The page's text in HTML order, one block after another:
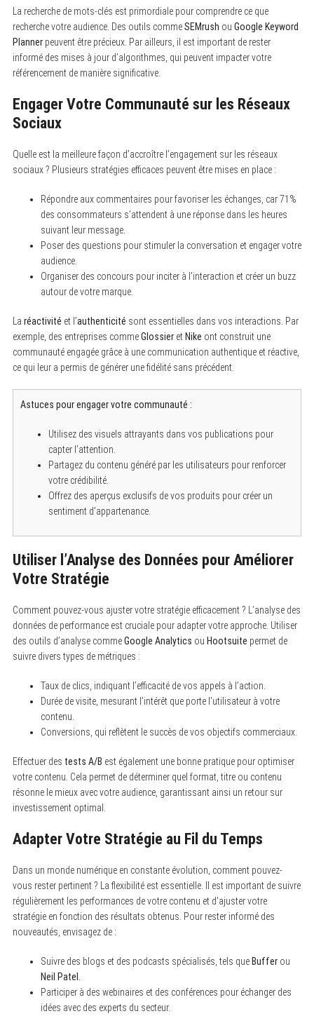
La recherche de mots-clés est primordiale pour comprendre ce que
recherche votre audience. Des outils commeSEMrush ou Google Keyword
Plannerpeuvent être précieux. Par ailleurs, il est important de rester
informé des mises à jour d’algorithmes, qui peuvent impacter votre
référencement de manière significative.
Engager Votre Communauté sur les Réseaux
Sociaux
Quelle est la meilleure façon d’accroître l’engagement sur les réseaux
sociaux ? Plusieurs stratégies efficaces peuvent être mises en place :
Répondre aux commentaires pour favoriser les échanges, car 71%
des consommateurs s’attendent à une réponse dans les heures
suivant leur message.
Poser des questions pour stimuler la conversation et engager votre
audience.
Organiser des concours pour inciter à l’interaction et créer un buzz
autour de votre marque.
La réactivité et l’authenticité sont essentielles dans vos interactions. Par
exemple, des entreprises commeGlossieret Nike ont construit une
communauté engagée grâce à une communication authentique et réactive,
ce qui leur a permis de générer une fidélité sans précédent.
Astuces pour engager votre communauté :
Utilisez des visuels attrayants dans vos publications pour
capter l’attention.
Partagez du contenu généré par les utilisateurs pour renforcer
votre crédibilité.
Offrez des aperçus exclusifs de vos produits pour créer un
sentiment d’appartenance.
Utiliser l’Analyse des Données pour Améliorer
Votre Stratégie
Comment pouvez-vous ajuster votre stratégie efficacement ? L’analyse des
données de performance est cruciale pour adapter votre approche. Utiliser
des outils d’analyse commeGoogle Analytics ou Hootsuite permet de
suivre divers types de métriques :
Taux de clics, indiquant l’efficacité de vos appels à l’action.
Durée de visite, mesurant l’intérêt que porte l’utilisateur à votre
contenu.
Conversions, qui reflètent le succès de vos objectifs commerciaux.
Effectuer des tests A/B est également une bonne pratique pour optimiser
votre contenu. Cela permet de déterminer quel format, titre ou contenu
résonne le mieux avec votre audience, garantissant ainsi un retour sur
investissement optimal.
Adapter Votre Stratégie au Fil du Temps
Dans un monde numérique en constante évolution, comment pouvez-
vous rester pertinent ? La flexibilité est essentielle. Il est important de suivre
régulièrement les performances de votre contenu et d’ajuster votre
stratégie en fonction des résultats obtenus. Pour rester informé des
nouveautés, envisagez de :
Suivre des blogs et des podcasts spécialisés, tels que Bufferou
Neil Patel
Participer à des webinaires et des conférences pour échanger des
idées avec des experts du secteur.